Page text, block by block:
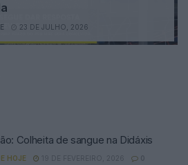
23 DE JULHO, 2026
Colheita de sangue na Didáxis
HOJE 19 DE FEVEREIRO, 2026 0